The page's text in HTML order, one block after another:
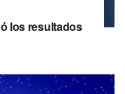
los resultados